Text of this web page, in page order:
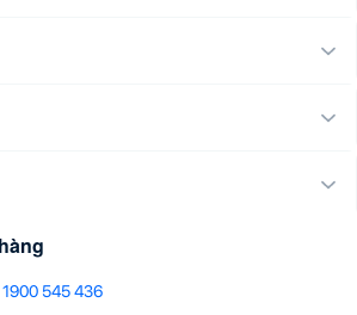
1900 545 436